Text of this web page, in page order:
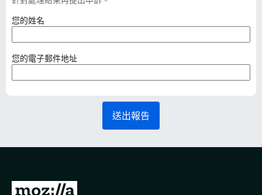
您的姓名
填
）
您的電子郵件地址（
填
送出報告
前